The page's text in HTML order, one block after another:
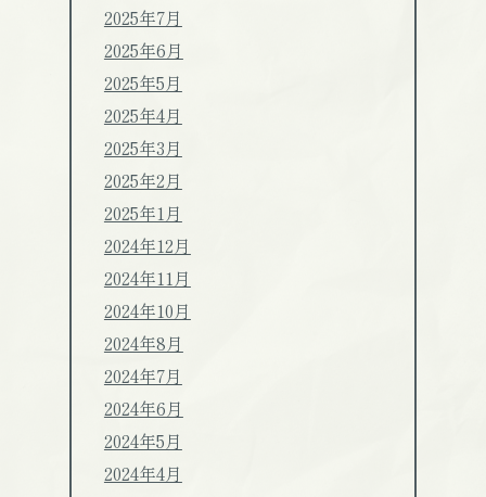
2025年7月
2025年6月
2025年5月
2025年4月
2025年3月
2025年2月
2025年1月
2024年12月
2024年11月
2024年10月
2024年8月
2024年7月
2024年6月
2024年5月
2024年4月